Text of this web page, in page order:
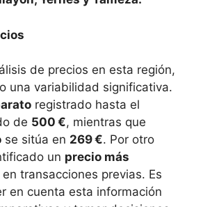
de precios en esta región,
una variabilidad significativa.
registrado hasta el
de 500 €, mientras que
se sitúa en 269 €. Por otro
un precio más
en transacciones previas. Es
en cuenta esta información